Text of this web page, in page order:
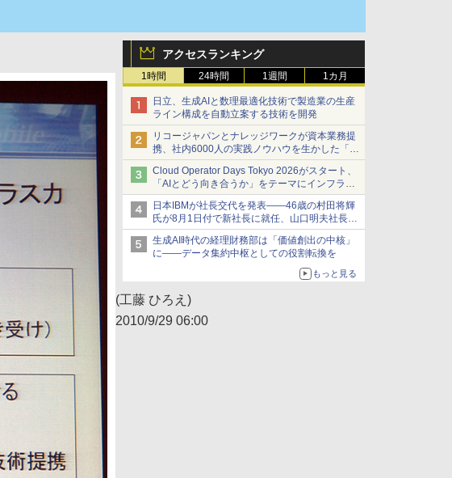
アクセスランキング
1時間 24時間 1週間 1カ月
日立、生成AIと数理最適化技術で製造業の生産
ライン構成を自動立案する技術を開発
リコージャパンとナレッジワークが資本業務提
携、社内6000人の実践ノウハウを生かした「AI
商談記録 for RICOH」を展開へ
Cloud Operator Days Tokyo 2026がスタート、
「AIとどう向き合うか」をテーマにインフラ運
用の知見を集約
日本IBMが社長交代を発表――46歳の村田将輝
氏が8月1日付で新社長に就任、山口明夫社長は
会長へ
生成AI時代の経理財務部は「価値創出の中核」
に――データ集約中枢としての役割転換を
もっと見る
(工藤 ひろえ)
2010/9/29 06:00